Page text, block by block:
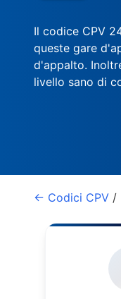
Il codice CPV
queste gare
d'appalto.
livello sano di
← Codici CPV /